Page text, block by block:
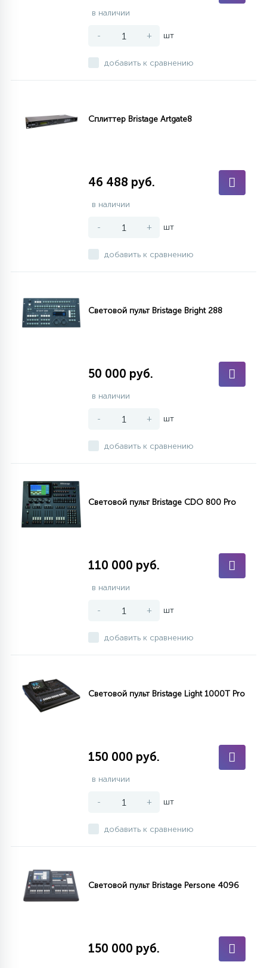
в наличии
- + шт
добавить к сравнению
Сплиттер Bristage Artgate8
46 488 руб.
в наличии
- + шт
добавить к сравнению
Световой пульт Bristage Bright 288
50 000 руб.
в наличии
- + шт
добавить к сравнению
Световой пульт Bristage CDO 800 Pro
110 000 руб.
в наличии
- + шт
добавить к сравнению
Световой пульт Bristage Light 1000T Pro
150 000 руб.
в наличии
- + шт
добавить к сравнению
Световой пульт Bristage Persone 4096
150 000 руб.